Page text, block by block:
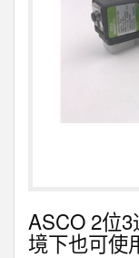
ASCO 2位
境下也可使